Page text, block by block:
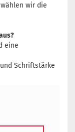
wir die
eine
Schriftstärke